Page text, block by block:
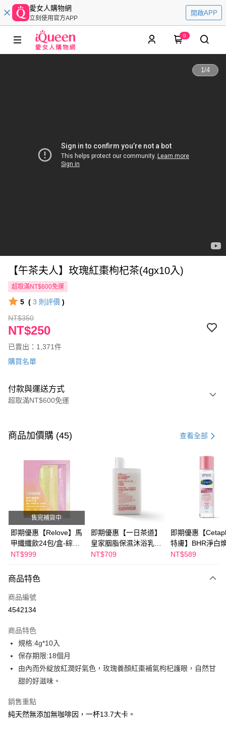
愛女人購物網
立刻使用官方APP
開啟APP
0
1/4
【午茶夫人】玫瑰紅棗枸杞茶(4gx10入)
超取滿NT$600免運
5 ( 3 則評價 )
NT$350
NT$250
已賣出：1,371件
購買名單
付款與運送方式
超取滿NT$600免運
信用卡一次付款
Apple Pay
街口支付
悠遊付
Google Pay
AFTEE先享後付
相關說明
【關於「AFTEE先享後付」】
便利好安心！
１．簡單：不需註冊會員、不需綁卡、不需儲值。
２．便利：只要手機號碼，簡訊認證，即可結帳。
３．安心：先確認商品／服務後，再付款。
【「AFTEE先享後付」結帳流程】
１．於結帳方式選擇「AFTEE先享後付」後，將跳轉至「AFTEE先享後付」
２．訂單成立數日內，您將收到繳費通知簡訊。
３．收到繳費通知簡訊後14天內，點擊此簡訊中的連結，可透過四大超商／
ATM／網路銀行／等多元方式進行付款，方視為交易完成。
ATM付款
運送方式
全家付款取貨
每筆NT$100，滿NT$600(含以上)免運費
每筆NT$100，滿NT$600(含以上)免運費
商品加價購 (45) 查看全部
售完補貨中
即期優惠【Relove】馬
甲纖纖飲24包/盒-綜合
口味(效期2027-01-22)
NT$999
即期優惠【一日茶道】
皇家胭脂保濕沐浴乳
600ml 效期2027/2/19
NT$709
即期優惠【
特膚】BHR淨白
妝水 150mL 效期
NT$589
商品特色
商品編號
4542134
商品特色
規格:4g*10入
保存期限:18個月
由內而外綻放紅潤好氣色，玫瑰養顏紅棗補氣枸杞護眼，自然甘
甜的好滋味。
銷售重點
純天然無添加無咖啡因，一杯13.7大卡。